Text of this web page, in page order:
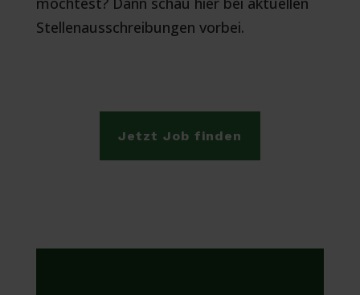
Stellenausschreibungen vorbei.
Jetzt Job finden